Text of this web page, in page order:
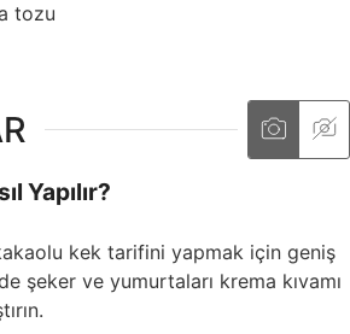
tozu
Yapılır?
kek tarifini yapmak için geniş
şeker ve yumurtaları krema kıvamı